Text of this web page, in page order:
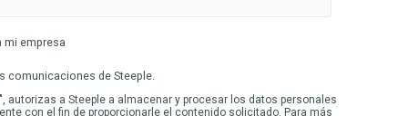
mi empresa
comunicaciones de Steeple.
autorizas a Steeple a almacenar y procesar los datos personales
con el fin de proporcionarle el contenido solicitado. Para más